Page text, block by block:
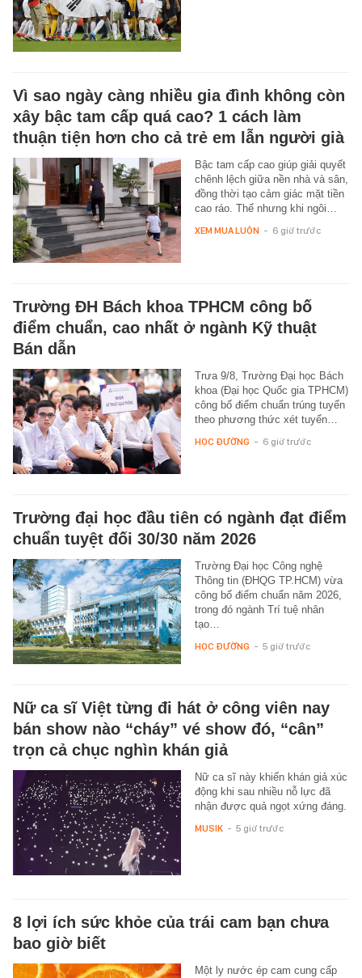
Vì sao ngày càng nhiều gia đình không còn
xây bậc tam cấp quá cao? 1 cách làm
thuận tiện hơn cho cả trẻ em lẫn người già
Bậc tam cấp cao giúp giải quyết
chênh lệch giữa nền nhà và sân,
đồng thời tạo cảm giác mặt tiền
cao ráo. Thế nhưng khi ngôi…
XEM MUA LUÔN - 6 giờ trước
Trường ĐH Bách khoa TPHCM công bố
điểm chuẩn, cao nhất ở ngành Kỹ thuật
Bán dẫn
Trưa 9/8, Trường Đại học Bách
khoa (Đại học Quốc gia TPHCM)
công bố điểm chuẩn trúng tuyển
theo phương thức xét tuyển…
HỌC ĐƯỜNG - 6 giờ trước
Trường đại học đầu tiên có ngành đạt điểm
chuẩn tuyệt đối 30/30 năm 2026
Trường Đại học Công nghệ
Thông tin (ĐHQG TP.HCM) vừa
công bố điểm chuẩn năm 2026,
trong đó ngành Trí tuệ nhân
tạo…
HỌC ĐƯỜNG - 5 giờ trước
Nữ ca sĩ Việt từng đi hát ở công viên nay
bán show nào “cháy” vé show đó, “cân”
trọn cả chục nghìn khán giả
Nữ ca sĩ này khiến khán giả xúc
động khi sau nhiều nỗ lực đã
nhận được quả ngọt xứng đáng.
MUSIK - 5 giờ trước
8 lợi ích sức khỏe của trái cam bạn chưa
bao giờ biết
Một ly nước ép cam cung cấp